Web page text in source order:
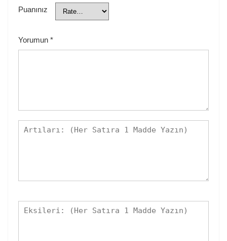
Puanınız
Yorumun *